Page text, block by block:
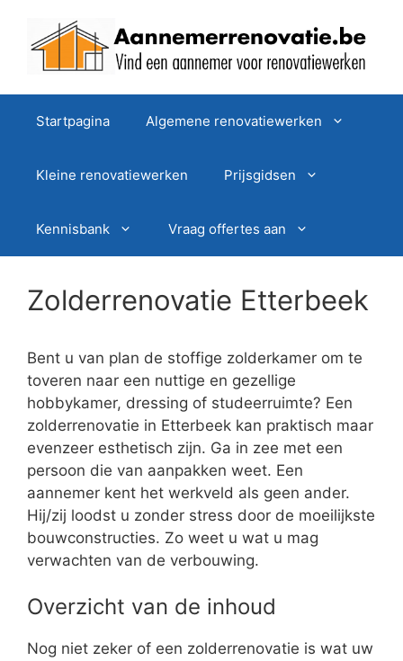
Startpagina Algemene renovatiewerken
Kleine renovatiewerken Prijsgidsen
Kennisbank Vraag offertes aan
Zolderrenovatie Etterbeek
Bent u van plan de stoffige zolderkamer om te
toveren naar een nuttige en gezellige
hobbykamer, dressing of studeerruimte? Een
zolderrenovatie in Etterbeek kan praktisch maar
evenzeer esthetisch zijn. Ga in zee met een
persoon die van aanpakken weet. Een
aannemer kent het werkveld als geen ander.
Hij/zij loodst u zonder stress door de moeilijkste
bouwconstructies. Zo weet u wat u mag
verwachten van de verbouwing.
Overzicht van de inhoud
Nog niet zeker of een zolderrenovatie is wat uw